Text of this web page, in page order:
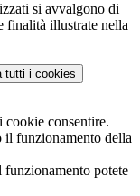
si avvalgono di
finalità illustrate nella
tutti i cookies
cookie consentire.
il funzionamento della
funzionamento potete